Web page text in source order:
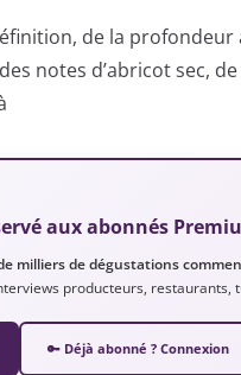
de la
notes d’abricot sec,
aux abonnés
milliers de dégustations
producteurs, restaurants,
🔑 Déjà abonné ? Connexion